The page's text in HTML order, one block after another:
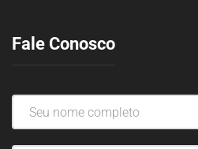
Fale Conosco